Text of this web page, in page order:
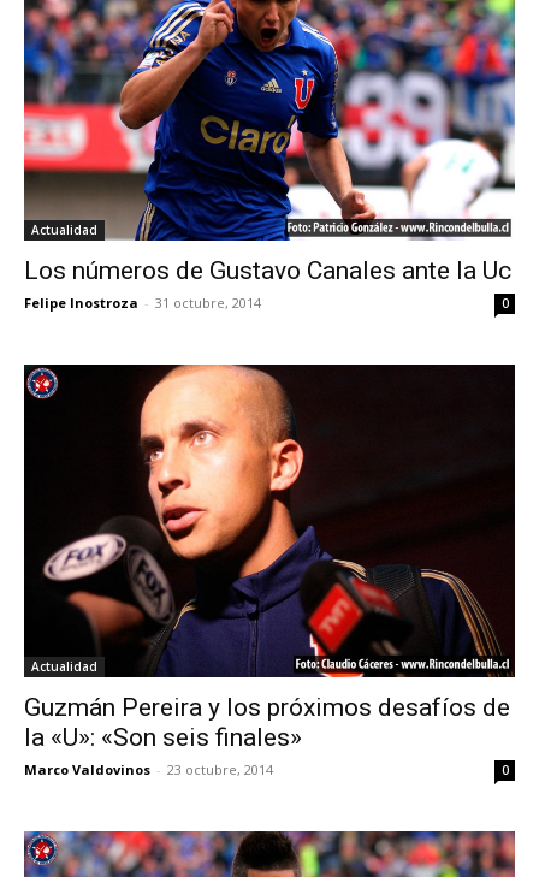
Actualidad
Los números de Gustavo Canales ante la Uc
Felipe Inostroza - 31 octubre, 2014 0
Actualidad
Guzmán Pereira y los próximos desafíos de
la «U»: «Son seis finales»
Marco Valdovinos - 23 octubre, 2014 0